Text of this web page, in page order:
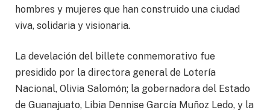
hombres y mujeres que han construido una ciudad
viva, solidaria y visionaria.
La develación del billete conmemorativo fue
presidido por la directora general de Lotería
Nacional, Olivia Salomón; la gobernadora del Estado
de Guanajuato, Libia Dennise García Muñoz Ledo, y la